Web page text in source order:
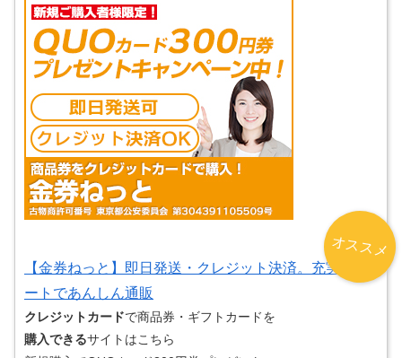
【金券ねっと】即日発送・クレジット決済。充実サポ
ートであんしん通販
クレジットカードで商品券・ギフトカードを
購入できるサイトはこちら
オススメ